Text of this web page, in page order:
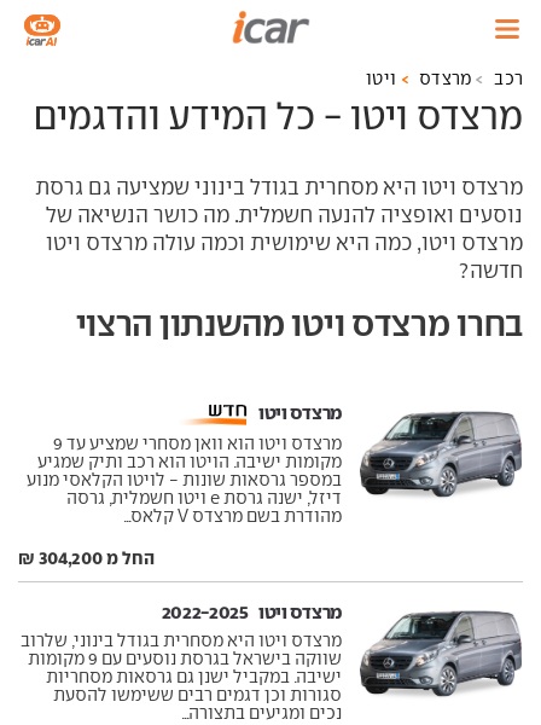
רכב מרצדס ויטו
מרצדס ויטו - כל המידע והדגמים
מרצדס ויטו היא מסחרית בגודל בינוני שמציעה גם גרסת
נוסעים ואופציה להנעה חשמלית. מה כושר הנשיאה של
מרצדס ויטו, כמה היא שימושית וכמה עולה מרצדס ויטו
חדשה?
בחרו מרצדס ויטו מהשנתון הרצוי
מרצדס ויטו ‏
מרצדס ויטו הוא וואן מסחרי שמציע עד 9
מקומות ישיבה. הויטו הוא רכב ותיק שמגיע
במספר גרסאות שונות - לויטו הקלאסי מנוע
דיזל, ישנה גרסת e ויטו חשמלית, גרסה
מהודרת בשם מרצדס V קלאס...
החל מ 304,200 ₪
מרצדס ויטו ‏ 2022-2025
מרצדס ויטו היא מסחרית בגודל בינוני, שלרוב
שווקה בישראל בגרסת נוסעים עם 9 מקומות
ישיבה. במקביל ישנן גם גרסאות מסחריות
סגורות וכן דגמים רבים ששימשו להסעת
נכים ומגיעים בתצורה...